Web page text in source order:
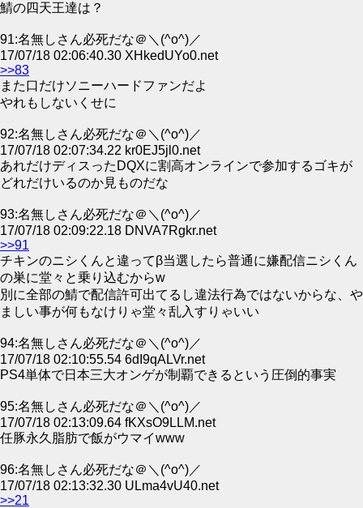
鯖の四天王達は？
91:名無しさん必死だな＠＼(^o^)／
17/07/18 02:06:40.30 XHkedUYo0.net
>>83
また口だけソニーハードファンだよ
やれもしないくせに
92:名無しさん必死だな＠＼(^o^)／
17/07/18 02:07:34.22 kr0EJ5jl0.net
あれだけディスったDQXに割高オンラインで参加するゴキが
どれだけいるのか見ものだな
93:名無しさん必死だな＠＼(^o^)／
17/07/18 02:09:22.18 DNVA7Rgkr.net
>>91
チキンのニシくんと違ってβ当選したら普通に嫌配信ニシくん
の巣に堂々と乗り込むからw
別に全部の鯖で配信許可出てるし違法行為ではないからな、や
ましい事が何もなけりゃ堂々乱入すりゃいい
94:名無しさん必死だな＠＼(^o^)／
17/07/18 02:10:55.54 6dI9qALVr.net
PS4単体で日本三大オンゲが制覇できるという圧倒的事実
95:名無しさん必死だな＠＼(^o^)／
17/07/18 02:13:09.64 fKXsO9LLM.net
任豚永久脂肪で飯がウマイwww
96:名無しさん必死だな＠＼(^o^)／
17/07/18 02:13:32.30 ULma4vU40.net
>>21